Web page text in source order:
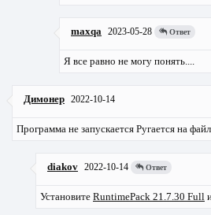
maxqa 2023-05-28 Ответ
Я все равно не могу понять....
Димонер 2022-10-14
Программа не запускается Ругается на
diakov 2022-10-14 Ответ
Установите RuntimePack 21.7.30 Full